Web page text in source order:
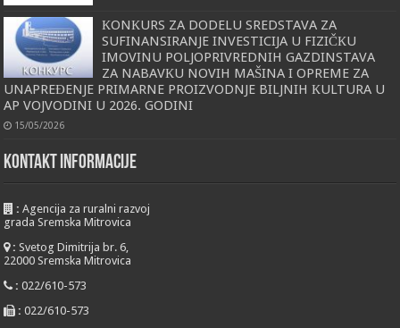
КONКURS ZA DODELU SREDSTAVA ZA
SUFINANSIRANJE INVESTICIJA U FIZIČКU
IMOVINU POLJOPRIVREDNIH GAZDINSTAVA
ZA NABAVКU NOVIH MAŠINA I OPREME ZA
UNAPREĐENJE PRIMARNE PROIZVODNJE BILJNIH КULTURA U
AP VOJVODINI U 2026. GODINI
15/05/2026
KONTAKT INFORMACIJE
:Agencija za ruralni razvoj
grada Sremska Mitrovica
: Svetog Dimitrija br. 6,
22000 Sremska Mitrovica
:022/610-573
:022/610-573